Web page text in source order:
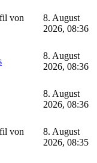
von
8. August
2026, 08:36
8. August
2026, 08:36
8. August
2026, 08:36
von
8. August
2026, 08:35